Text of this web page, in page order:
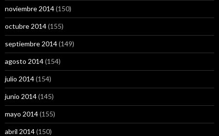
noviembre 2014(150)
octubre 2014(155)
septiembre 2014(149)
agosto 2014(154)
julio 2014(154)
junio 2014(145)
mayo 2014(155)
abril 2014(150)